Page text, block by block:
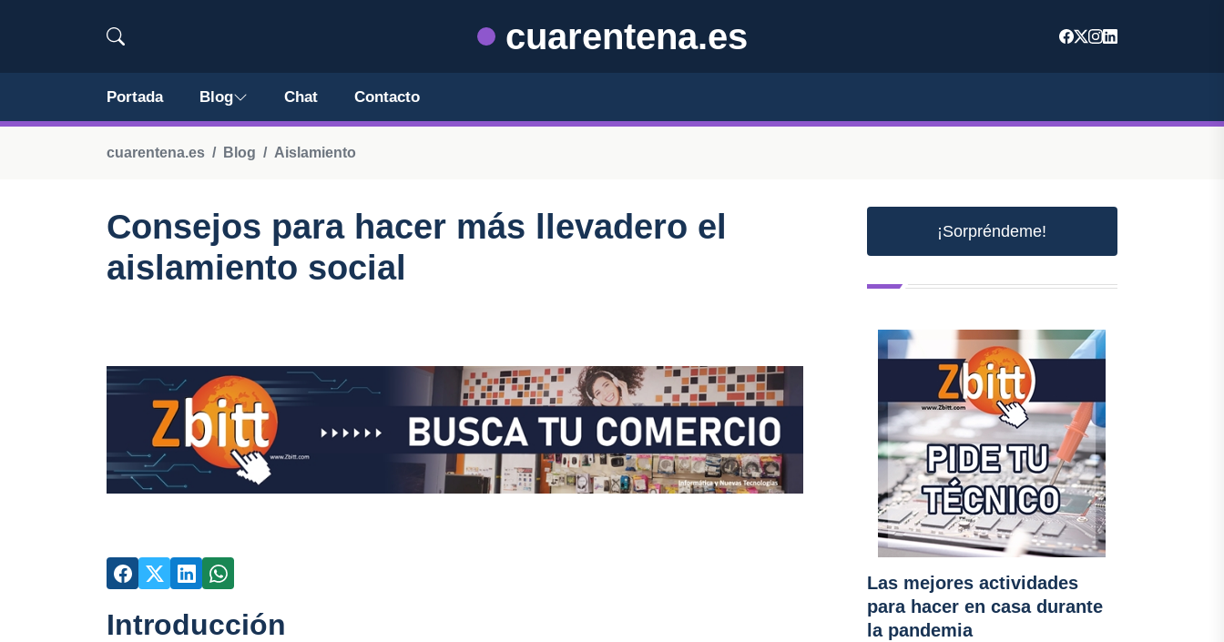
cuarentena.es
Portada Blog Chat Contacto
cuarentena.es Blog Aislamiento
Consejos para hacer más llevadero el
aislamiento social
Introducción
¡Sorpréndeme!
Las mejores actividades
para hacer en casa durante
la pandemia